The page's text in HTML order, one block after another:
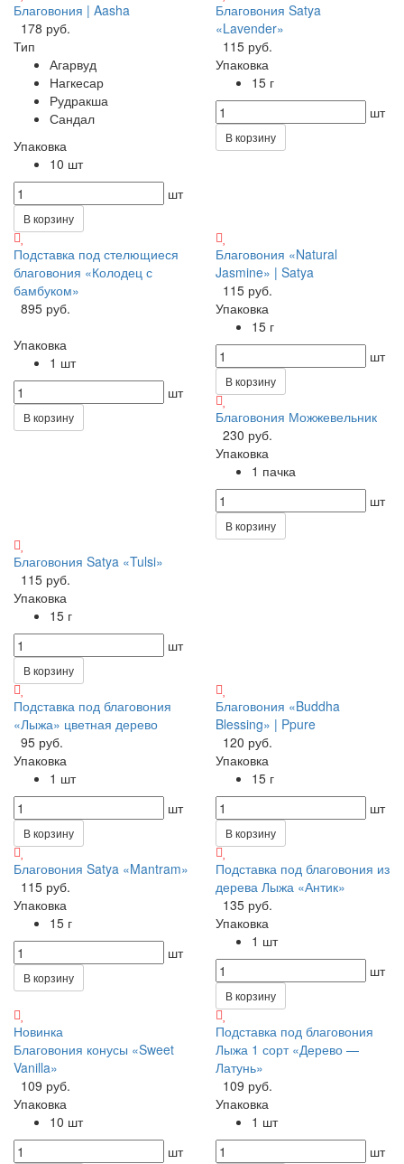
Благовония | Aasha
178 руб.
Тип
Агарвуд
Нагкесар
Рудракша
Сандал
Упаковка
10 шт
шт
В корзину
Благовония Satya
«Lavender»
115 руб.
Упаковка
15 г
шт
В корзину
Подставка под стелющиеся
благовония «Колодец с
бамбуком»
895 руб.
Упаковка
1 шт
шт
В корзину
Благовония «Natural
Jasmine» | Satya
115 руб.
Упаковка
15 г
шт
В корзину
Благовония Можжевельник
230 руб.
Упаковка
1 пачка
шт
В корзину
Благовония Satya «Tulsi»
115 руб.
Упаковка
15 г
шт
В корзину
Подставка под благовония
«Лыжа» цветная дерево
95 руб.
Упаковка
1 шт
шт
В корзину
Благовония «Buddha
Blessing» | Ppure
120 руб.
Упаковка
15 г
шт
В корзину
Благовония Satya «Mantram»
115 руб.
Упаковка
15 г
шт
В корзину
Подставка под благовония из
дерева Лыжа «Антик»
135 руб.
Упаковка
1 шт
шт
В корзину
Новинка
Благовония конусы «Sweet
Vanilla»
109 руб.
Упаковка
10 шт
шт
Подставка под благовония
Лыжа 1 сорт «Дерево —
Латунь»
109 руб.
Упаковка
1 шт
шт